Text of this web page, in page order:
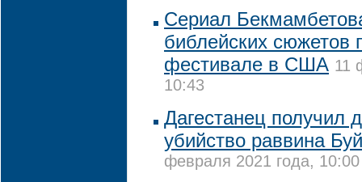
Сериал
библейских сюжетов
фестивале в США 11
10:43
Дагестанец получил
убийство раввина
февраля 2021 года, 10:00